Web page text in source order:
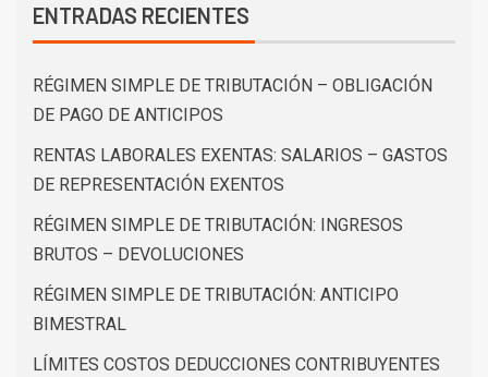
ENTRADAS RECIENTES
RÉGIMEN SIMPLE DE TRIBUTACIÓN – OBLIGACIÓN
DE PAGO DE ANTICIPOS
RENTAS LABORALES EXENTAS: SALARIOS – GASTOS
DE REPRESENTACIÓN EXENTOS
RÉGIMEN SIMPLE DE TRIBUTACIÓN: INGRESOS
BRUTOS – DEVOLUCIONES
RÉGIMEN SIMPLE DE TRIBUTACIÓN: ANTICIPO
BIMESTRAL
LÍMITES COSTOS DEDUCCIONES CONTRIBUYENTES